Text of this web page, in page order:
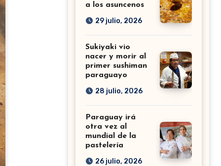
a los asuncenos
29 julio, 2026
Sukiyaki vio
nacer y morir al
primer sushiman
paraguayo
28 julio, 2026
Paraguay irá
otra vez al
mundial de la
pastelería
26 julio, 2026